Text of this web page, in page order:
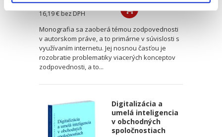
17,00 € s DPH
16,19 €bez DPH
Monografia sa zaoberá témou zodpovednosti
v autorskom práve, a to primárne v súvislosti s
využívaním internetu. Jej nosnou časťou je
rozobratie problematiky viacerých konceptov
zodpovednosti, a to...
Digitalizácia a
umelá inteligencia
v obchodných
spoločnostiach